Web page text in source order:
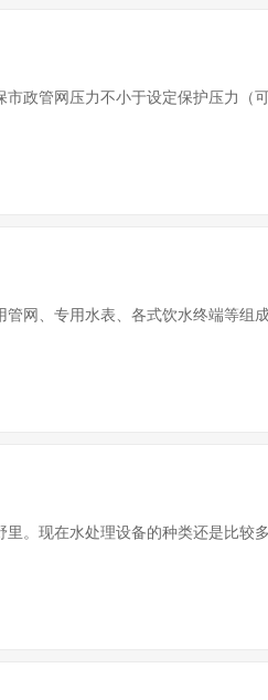
政管网压力不小于设定保护压力（
网、专用水表、各式饮水终端等组
。现在水处理设备的种类还是比较